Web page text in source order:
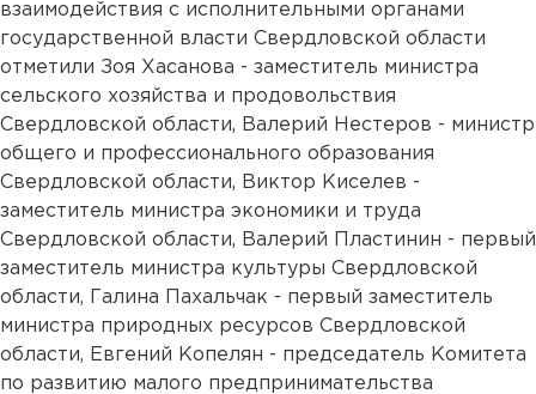
взаимодействия с исполнительными органами
государственной власти Свердловской области
отметили Зоя Хасанова - заместитель министра
сельского хозяйства и продовольствия
Свердловской области, Валерий Нестеров - министр
общего и профессионального образования
Свердловской области, Виктор Киселев -
заместитель министра экономики и труда
Свердловской области, Валерий Пластинин - первый
заместитель министра культуры Свердловской
области, Галина Пахальчак - первый заместитель
министра природных ресурсов Свердловской
области, Евгений Копелян - председатель Комитета
по развитию малого предпринимательства